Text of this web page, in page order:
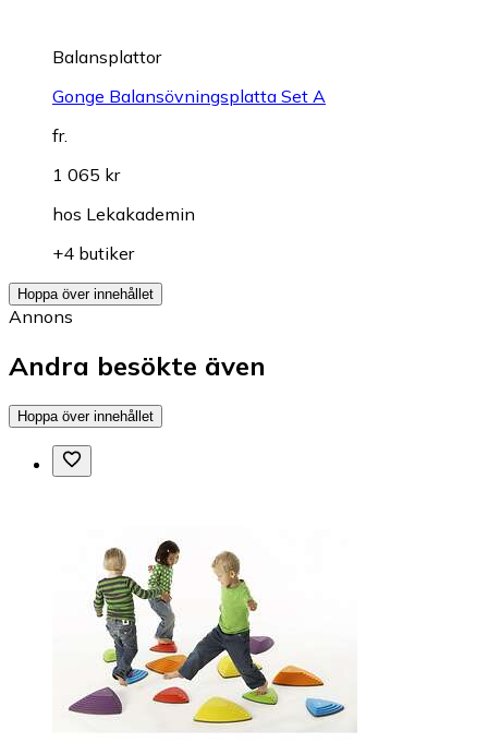
Balansplattor
Gonge Balansövningsplatta Set A
fr.
1 065 kr
hos Lekakademin
+4 butiker
Hoppa över innehållet
Annons
Andra besökte även
Hoppa över innehållet